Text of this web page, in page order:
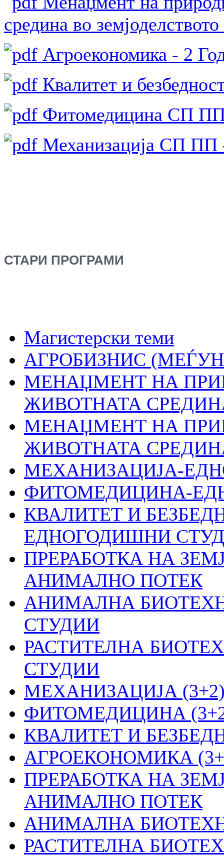
средина во
Агроекономика - 2
Квалитет и
Фитомедицина СП
Механизација СП ПП
СТАРИ ПРОГРАМИ
Магистерски теми
АГРОБИЗНИС
МЕНАЏМЕНТ НА
ЖИВОТНАТА
МЕНАЏМЕНТ НА
ЖИВОТНАТА
МЕХАНИЗАЦИЈА-
ФИТОМЕДИЦИНА-
КВАЛИТЕТ И
ЕДНОГОДИШНИ
ПРЕРАБОТКА НА
АНИМАЛНО ПОТЕК
АНИМАЛНА
СТУДИИ
РАСТИТЕЛНА
СТУДИИ
МЕХАНИЗАЦИЈА
ФИТОМЕДИЦИНА
КВАЛИТЕТ И
АГРОЕКОНОМИКА
ПРЕРАБОТКА НА
АНИМАЛНО ПОТЕК
АНИМАЛНА
РАСТИТЕЛНА